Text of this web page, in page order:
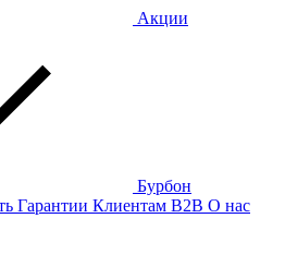
Акции
Бурбон
Гарантии Клиентам B2B О нас